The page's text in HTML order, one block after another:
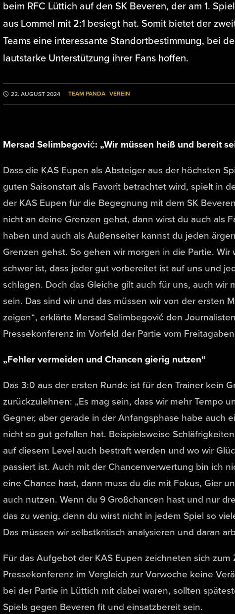
beim RFC Lüttich auf den SK Beveren, der am 1.
aus Lommel mit 2:1 besiegt hat. Somit bietet der
Teams eine interessante Standortbestimmung, bei
lautstarke Unterstützung ihrer Fans hoffen.
22. AUGUST 2024 TEAM PANDA VEREIN
Mersad Selimbegović: „Wir müssen heiß und bereit
Dass die KAS Eupen als Absteiger aus der höchsten
guten Saisonstart als Favorit betrachtet wird, spielt in
der KAS Eupen für die Begegnung mit dem SK
nicht an deine Grenzen gehst, dann wirst du auch als
haben und auch als Außenseiter kannst du jeden
Grenzen gehst. So gehen wir morgen in die Partie. Wir
schwer ist, dass jeder gut vorbereitet ist auf uns und
schlagen. Doch das Gleiche gilt auch für uns, auch wir
sein. Das sind wir und das müssen wir von der ersten
zeigen“, erklärte Mersad Selimbegović den
Pressekonferenz im Vorfeld der Partie vom
„Fehler vermeiden und Chancen gierig nutzen“
Das 3:0 aus der ersten Runde ist für den Trainer kein
zurückzulehnen: „Es mag sein, dass wir mehr Tempo
Gegner, aber gerade in der Anfangsphase habe auch
nicht so gut gefallen hat. Beispielsweise
auf diesem Level auch bestraft werden und wo wir
passiert ist. Auch mit der Chancenverwertung bin ich
eine Chance hast, dann muss du die mit Fokus, Gier
auch nutzen. Wenn du 9 Großchancen hast und nur
das zu wenig, denn du wirst nicht in jedem Spiel so
Das müssen wir selbstkritisch analysieren und daran
Für das Aufgebot der KAS Eupen zeichneten sich zum
Pressekonferenz im Vergleich zur Vorwoche keine
bei der Partie in Lüttich mit dabei waren, sollten
Spiels gegen Beveren fit und einsatzbereit sein.